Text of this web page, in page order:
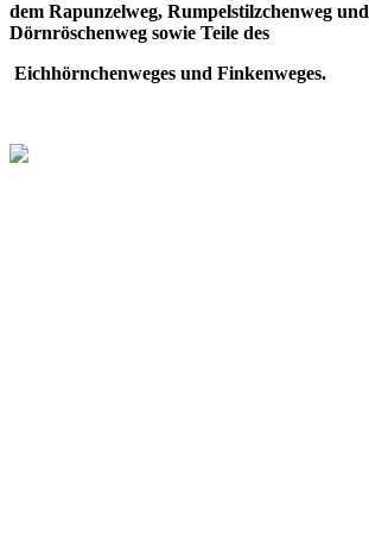
dem Rapunzelweg, Rumpelstilzchenweg und
Dörnröschenweg sowie Teile des
Eichhörnchenweges und Finkenweges.